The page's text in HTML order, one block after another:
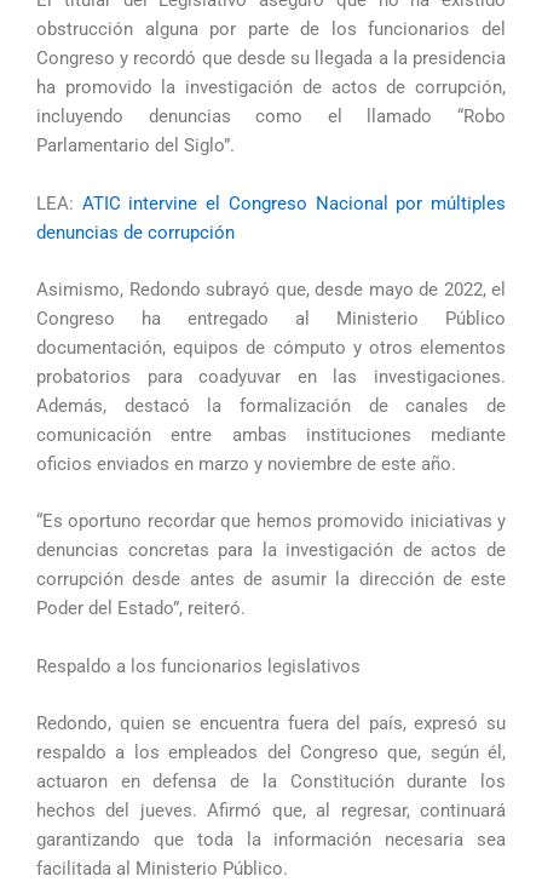
obstrucción alguna por parte de los funcionarios del
Congreso y recordó que desde su llegada a la presidencia
ha promovido la investigación de actos de corrupción,
incluyendo denuncias como el llamado “Robo
Parlamentario del Siglo”.
LEA: ATIC intervine el Congreso Nacional por múltiples
denuncias de corrupción
Asimismo, Redondo subrayó que, desde mayo de 2022, el
Congreso ha entregado al Ministerio Público
documentación, equipos de cómputo y otros elementos
probatorios para coadyuvar en las investigaciones.
Además, destacó la formalización de canales de
comunicación entre ambas instituciones mediante
oficios enviados en marzo y noviembre de este año.
“Es oportuno recordar que hemos promovido iniciativas y
denuncias concretas para la investigación de actos de
corrupción desde antes de asumir la dirección de este
Poder del Estado”, reiteró.
Respaldo a los funcionarios legislativos
Redondo, quien se encuentra fuera del país, expresó su
respaldo a los empleados del Congreso que, según él,
actuaron en defensa de la Constitución durante los
hechos del jueves. Afirmó que, al regresar, continuará
garantizando que toda la información necesaria sea
facilitada al Ministerio Público.